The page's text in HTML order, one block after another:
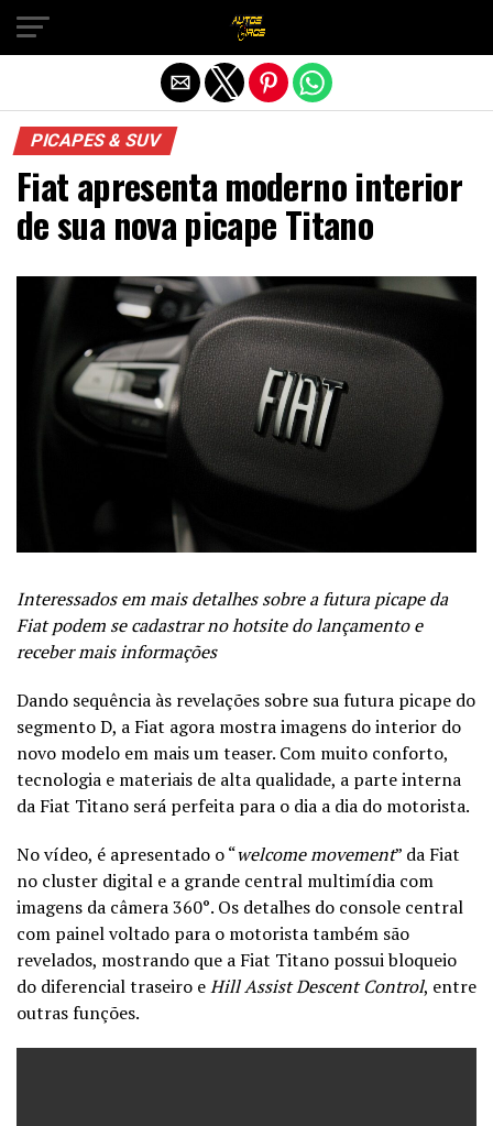
PICAPES & SUV
Fiat apresenta moderno interior
de sua nova picape Titano
Interessados em mais detalhes sobre a futura picape da
Fiat podem se cadastrar no hotsite do lançamento e
receber mais informações
Dando sequência às revelações sobre sua futura picape do
segmento D, a Fiat agora mostra imagens do interior do
novo modelo em mais um teaser. Com muito conforto,
tecnologia e materiais de alta qualidade, a parte interna
da Fiat Titano será perfeita para o dia a dia do motorista.
No vídeo, é apresentado o “welcome movement” da Fiat
no cluster digital e a grande central multimídia com
imagens da câmera 360°. Os detalhes do console central
com painel voltado para o motorista também são
revelados, mostrando que a Fiat Titano possui bloqueio
do diferencial traseiro eHill Assist Descent Control, entre
outras funções.
Sair da versão mobile